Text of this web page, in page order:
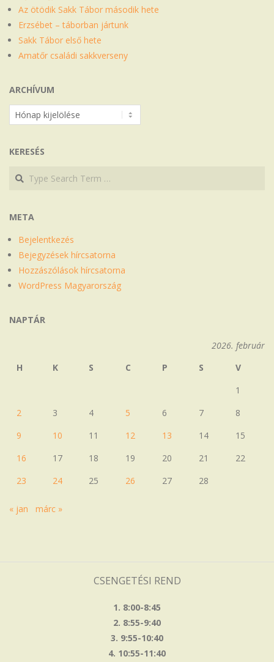
Az ötödik Sakk Tábor második hete
Erzsébet – táborban jártunk
Sakk Tábor első hete
Amatőr családi sakkverseny
ARCHÍVUM
Archívum
KERESÉS
Search
Search
META
Bejelentkezés
Bejegyzések hírcsatorna
Hozzászólások hírcsatorna
WordPress Magyarország
NAPTÁR
2026. február
H
K S C P S
V
1
2
3 4 5 6 7
8
9
10 11 12 13 14
15
16
17 18 19 20 21
22
23
24 25 26 27 28
« jan márc »
CSENGETÉSI REND
1. 8:00-8:45
2. 8:55-9:40
3. 9:55-10:40
4. 10:55-11:40